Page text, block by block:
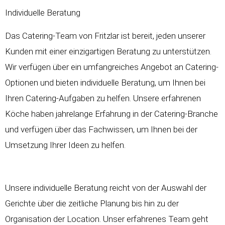
Individuelle Beratung
Das Catering-Team von Fritzlar ist bereit, jeden unserer
Kunden mit einer einzigartigen Beratung zu unterstützen.
Wir verfügen über ein umfangreiches Angebot an Catering-
Optionen und bieten individuelle Beratung, um Ihnen bei
Ihren Catering-Aufgaben zu helfen. Unsere erfahrenen
Köche haben jahrelange Erfahrung in der Catering-Branche
und verfügen über das Fachwissen, um Ihnen bei der
Umsetzung Ihrer Ideen zu helfen.
Unsere individuelle Beratung reicht von der Auswahl der
Gerichte über die zeitliche Planung bis hin zu der
Organisation der Location. Unser erfahrenes Team geht